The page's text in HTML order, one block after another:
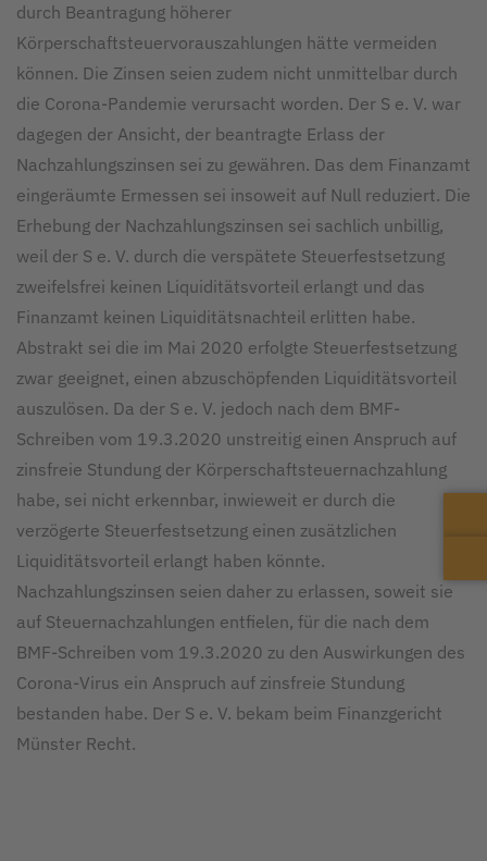
durch Beantragung höherer
Körperschaftsteuervorauszahlungen hätte vermeiden
können. Die Zinsen seien zudem nicht unmittelbar durch
die Corona-Pandemie verursacht worden. Der S e. V. war
dagegen der Ansicht, der beantragte Erlass der
Nachzahlungszinsen sei zu gewähren. Das dem Finanzamt
eingeräumte Ermessen sei insoweit auf Null reduziert. Die
Erhebung der Nachzahlungszinsen sei sachlich unbillig,
weil der S e. V. durch die verspätete Steuerfestsetzung
zweifelsfrei keinen Liquiditätsvorteil erlangt und das
Finanzamt keinen Liquiditätsnachteil erlitten habe.
Abstrakt sei die im Mai 2020 erfolgte Steuerfestsetzung
zwar geeignet, einen abzuschöpfenden Liquiditätsvorteil
auszulösen. Da der S e. V. jedoch nach dem BMF-
Schreiben vom 19.3.2020 unstreitig einen Anspruch auf
zinsfreie Stundung der Körperschaftsteuernachzahlung
habe, sei nicht erkennbar, inwieweit er durch die
verzögerte Steuerfestsetzung einen zusätzlichen
Liquiditätsvorteil erlangt haben könnte.
Nachzahlungszinsen seien daher zu erlassen, soweit sie
auf Steuernachzahlungen entfielen, für die nach dem
BMF-Schreiben vom 19.3.2020 zu den Auswirkungen des
Corona-Virus ein Anspruch auf zinsfreie Stundung
bestanden habe. Der S e. V. bekam beim Finanzgericht
Münster Recht.